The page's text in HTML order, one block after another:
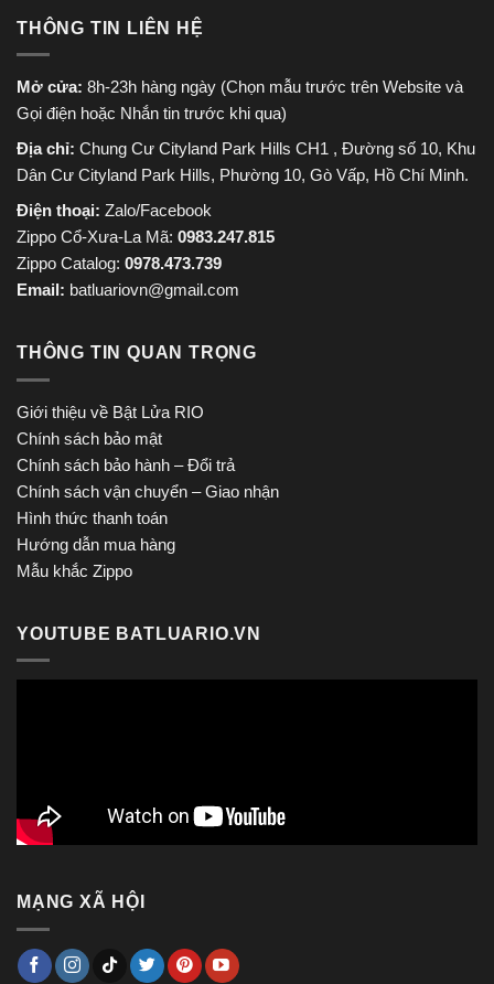
THÔNG TIN LIÊN HỆ
Mở cửa: 8h-23h hàng ngày (Chọn mẫu trước trên Website và
Gọi điện hoặc Nhắn tin trước khi qua)
Địa chỉ: Chung Cư Cityland Park Hills CH1 , Đường số 10, Khu
Dân Cư Cityland Park Hills, Phường 10, Gò Vấp, Hồ Chí Minh.
Điện thoại: Zalo/Facebook
Zippo Cổ-Xưa-La Mã: 0983.247.815
Zippo Catalog: 0978.473.739
Email: batluariovn@gmail.com
THÔNG TIN QUAN TRỌNG
Giới thiệu về Bật Lửa RIO
Chính sách bảo mật
Chính sách bảo hành – Đổi trả
Chính sách vận chuyển – Giao nhận
Hình thức thanh toán
Hướng dẫn mua hàng
Mẫu khắc Zippo
YOUTUBE BATLUARIO.VN
MẠNG XÃ HỘI